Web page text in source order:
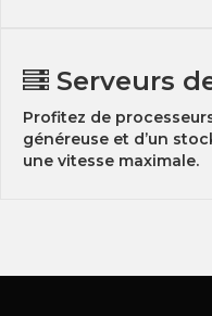
Serveurs
Profitez de
généreuse et d’un
une vitesse maximale.